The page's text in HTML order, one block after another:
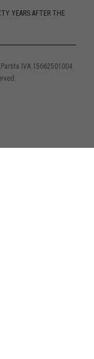
YEARS AFTER THE
Partita IVA 15662501004